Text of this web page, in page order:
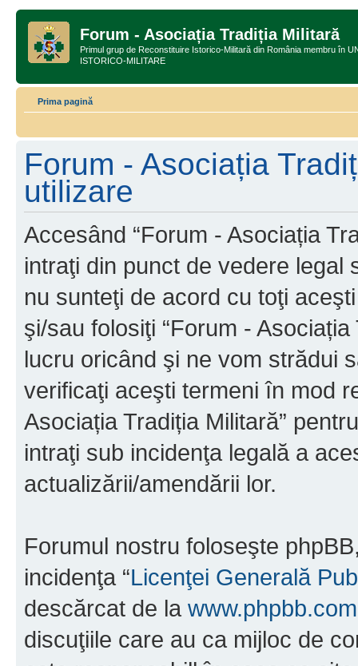
Forum - Asociația Tradiția Militară
Primul grup de Reconstituire Istorico-Militară din România membru în
ISTORICO-MILITARE
Prima pagină
Forum - Asociația
utilizare
Accesând “Forum - Asociația
intraţi din punct de vedere legal
nu sunteţi de acord cu toţi
şi/sau folosiţi “Forum -
lucru oricând şi ne vom strădui
verificaţi aceşti termeni în mod
Asociația Tradiția Militară”
intraţi sub incidenţa legală a
actualizării/amendării lor.
Forumul nostru foloseşte
incidenţa “Licenţei Generală
descărcat de la www.phpbb.com
discuţiile care au ca mijloc de